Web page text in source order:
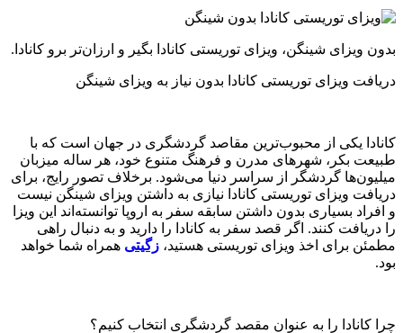
بدون ویزای شینگن، ویزای توریستی کانادا بگیر و ارزان‌تر برو کانادا.
دریافت ویزای توریستی کانادا بدون نیاز به ویزای شینگن
کانادا یکی از محبوب‌ترین مقاصد گردشگری در جهان است که با
طبیعت بکر، شهرهای مدرن و فرهنگ متنوع خود، هر ساله میزبان
میلیون‌ها گردشگر از سراسر دنیا می‌شود. برخلاف تصور رایج، برای
دریافت ویزای توریستی کانادا نیازی به داشتن ویزای شینگن نیست
و افراد بسیاری بدون داشتن سابقه سفر به اروپا توانسته‌اند این ویزا
را دریافت کنند. اگر قصد سفر به کانادا را دارید و به دنبال راهی
مطمئن برای اخذ ویزای توریستی هستید، زگیتی همراه شما خواهد
بود.
چرا کانادا را به عنوان مقصد گردشگری انتخاب کنیم؟